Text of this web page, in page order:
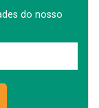
do nosso